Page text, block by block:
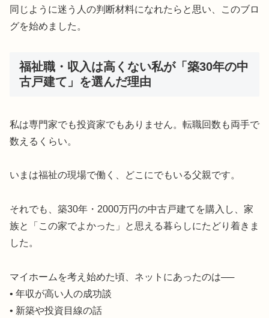
同じように迷う人の判断材料になれたらと思い、このブロ
グを始めました。
福祉職・収入は高くない私が「築30年の中
古戸建て」を選んだ理由
私は専門家でも投資家でもありません。転職回数も両手で
数えるくらい。
いまは福祉の現場で働く、どこにでもいる父親です。
それでも、築30年・2000万円の中古戸建てを購入し、家
族と「この家でよかった」と思える暮らしにたどり着きま
した。
マイホームを考え始めた頃、ネットにあったのは──
• 年収が高い人の成功談
• 新築や投資目線の話